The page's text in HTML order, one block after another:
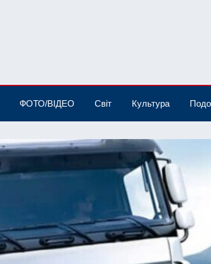
ФОТО/ВІДЕО Світ Культура